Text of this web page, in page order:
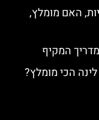
האם מומלץ,
המקיף
הכי מומלץ?